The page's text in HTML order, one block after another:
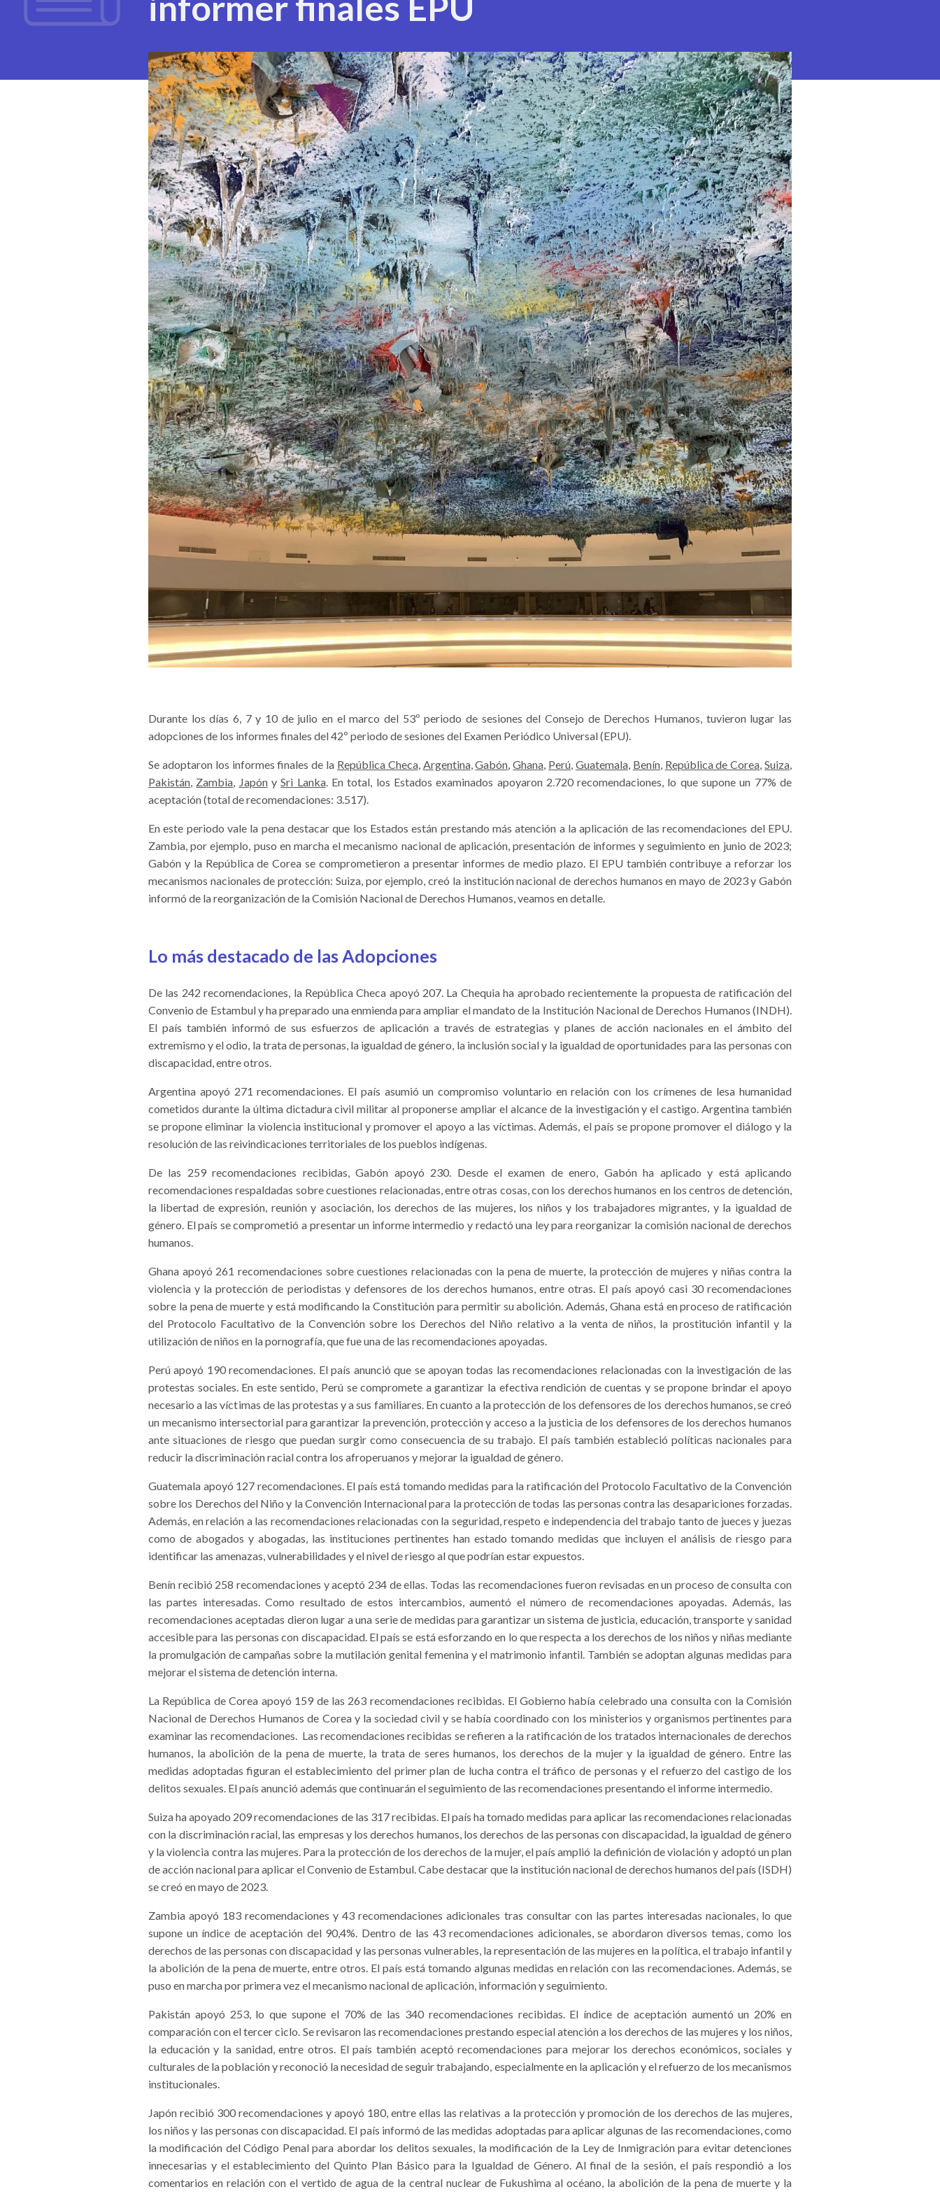
Durante los días 6, 7 y 10 de julio en el marco del 53º periodo de sesiones del Consejo de Derechos Humanos, tuvieron lugar las
adopciones de los informes finales del 42º periodo de sesiones del Examen Periódico Universal (EPU).
Se adoptaron los informes finales de la República Checa, Argentina,Gabón,Ghana, Perú, Guatemala, Benín, República de Corea,Suiza,
Pakistán, Zambia, JapónySri Lanka. En total, los Estados examinados apoyaron 2.720 recomendaciones, lo que supone un 77% de
aceptación (total de recomendaciones: 3.517).
En este periodo vale la pena destacar que los Estados están prestando más atención a la aplicación de las recomendaciones del EPU.
Zambia, por ejemplo, puso en marcha el mecanismo nacional de aplicación, presentación de informes y seguimiento en junio de 2023;
Gabón y la República de Corea se comprometieron a presentar informes de medio plazo. El EPU también contribuye a reforzar los
mecanismos nacionales de protección: Suiza, por ejemplo, creó la institución nacional de derechos humanos en mayo de 2023 y Gabón
informó de la reorganización de la Comisión Nacional de Derechos Humanos, veamos en detalle.
Lo más destacado de las Adopciones
De las 242 recomendaciones, la República Checa apoyó 207. La Chequia ha aprobado recientemente la propuesta de ratificación del
Convenio de Estambul y ha preparado una enmienda para ampliar el mandato de la Institución Nacional de Derechos Humanos (INDH).
El país también informó de sus esfuerzos de aplicación a través de estrategias y planes de acción nacionales en el ámbito del
extremismo y el odio, la trata de personas, la igualdad de género, la inclusión social y la igualdad de oportunidades para las personas con
discapacidad, entre otros.
Argentina apoyó 271 recomendaciones. El país asumió un compromiso voluntario en relación con los crímenes de lesa humanidad
cometidos durante la última dictadura civil militar al proponerse ampliar el alcance de la investigación y el castigo. Argentina también
se propone eliminar la violencia institucional y promover el apoyo a las víctimas. Además, el país se propone promover el diálogo y la
resolución de las reivindicaciones territoriales de los pueblos indígenas.
De las 259 recomendaciones recibidas, Gabón apoyó 230. Desde el examen de enero, Gabón ha aplicado y está aplicando
recomendaciones respaldadas sobre cuestiones relacionadas, entre otras cosas, con los derechos humanos en los centros de detención,
la libertad de expresión, reunión y asociación, los derechos de las mujeres, los niños y los trabajadores migrantes, y la igualdad de
género. El país se comprometió a presentar un informe intermedio y redactó una ley para reorganizar la comisión nacional de derechos
humanos.
Ghana apoyó 261 recomendaciones sobre cuestiones relacionadas con la pena de muerte, la protección de mujeres y niñas contra la
violencia y la protección de periodistas y defensores de los derechos humanos, entre otras. El país apoyó casi 30 recomendaciones
sobre la pena de muerte y está modificando la Constitución para permitir su abolición. Además, Ghana está en proceso de ratificación
del Protocolo Facultativo de la Convención sobre los Derechos del Niño relativo a la venta de niños, la prostitución infantil y la
utilización de niños en la pornografía, que fue una de las recomendaciones apoyadas.
Perú apoyó 190 recomendaciones. El país anunció que se apoyan todas las recomendaciones relacionadas con la investigación de las
protestas sociales. En este sentido, Perú se compromete a garantizar la efectiva rendición de cuentas y se propone brindar el apoyo
necesario a las víctimas de las protestas y a sus familiares. En cuanto a la protección de los defensores de los derechos humanos, se creó
un mecanismo intersectorial para garantizar la prevención, protección y acceso a la justicia de los defensores de los derechos humanos
ante situaciones de riesgo que puedan surgir como consecuencia de su trabajo. El país también estableció políticas nacionales para
reducir la discriminación racial contra los afroperuanos y mejorar la igualdad de género.
Guatemala apoyó 127 recomendaciones. El país está tomando medidas para la ratificación del Protocolo Facultativo de la Convención
sobre los Derechos del Niño y la Convención Internacional para la protección de todas las personas contra las desapariciones forzadas.
Además, en relación a las recomendaciones relacionadas con la seguridad, respeto e independencia del trabajo tanto de jueces y juezas
como de abogados y abogadas, las instituciones pertinentes han estado tomando medidas que incluyen el análisis de riesgo para
identificar las amenazas, vulnerabilidades y el nivel de riesgo al que podrían estar expuestos.
Benín recibió 258 recomendaciones y aceptó 234 de ellas. Todas las recomendaciones fueron revisadas en un proceso de consulta con
las partes interesadas. Como resultado de estos intercambios, aumentó el número de recomendaciones apoyadas. Además, las
recomendaciones aceptadas dieron lugar a una serie de medidas para garantizar un sistema de justicia, educación, transporte y sanidad
accesible para las personas con discapacidad. El país se está esforzando en lo que respecta a los derechos de los niños y niñas mediante
la promulgación de campañas sobre la mutilación genital femenina y el matrimonio infantil. También se adoptan algunas medidas para
mejorar el sistema de detención interna.
La República de Corea apoyó 159 de las 263 recomendaciones recibidas. El Gobierno había celebrado una consulta con la Comisión
Nacional de Derechos Humanos de Corea y la sociedad civil y se había coordinado con los ministerios y organismos pertinentes para
examinar las recomendaciones. Las recomendaciones recibidas se refieren a la ratificación de los tratados internacionales de derechos
humanos, la abolición de la pena de muerte, la trata de seres humanos, los derechos de la mujer y la igualdad de género. Entre las
medidas adoptadas figuran el establecimiento del primer plan de lucha contra el tráfico de personas y el refuerzo del castigo de los
delitos sexuales. El país anunció además que continuarán el seguimiento de las recomendaciones presentando el informe intermedio.
Suiza ha apoyado 209 recomendaciones de las 317 recibidas. El país ha tomado medidas para aplicar las recomendaciones relacionadas
con la discriminación racial, las empresas y los derechos humanos, los derechos de las personas con discapacidad, la igualdad de género
y la violencia contra las mujeres. Para la protección de los derechos de la mujer, el país amplió la definición de violación y adoptó un plan
de acción nacional para aplicar el Convenio de Estambul. Cabe destacar que la institución nacional de derechos humanos del país (ISDH)
se creó en mayo de 2023.
Zambia apoyó 183 recomendaciones y 43 recomendaciones adicionales tras consultar con las partes interesadas nacionales, lo que
supone un índice de aceptación del 90,4%. Dentro de las 43 recomendaciones adicionales, se abordaron diversos temas, como los
derechos de las personas con discapacidad y las personas vulnerables, la representación de las mujeres en la política, el trabajo infantil y
la abolición de la pena de muerte, entre otros. El país está tomando algunas medidas en relación con las recomendaciones. Además, se
puso en marcha por primera vez el mecanismo nacional de aplicación, información y seguimiento.
Pakistán apoyó 253, lo que supone el 70% de las 340 recomendaciones recibidas. El índice de aceptación aumentó un 20% en
comparación con el tercer ciclo. Se revisaron las recomendaciones prestando especial atención a los derechos de las mujeres y los niños,
la educación y la sanidad, entre otros. El país también aceptó recomendaciones para mejorar los derechos económicos, sociales y
culturales de la población y reconoció la necesidad de seguir trabajando, especialmente en la aplicación y el refuerzo de los mecanismos
institucionales.
Japón recibió 300 recomendaciones y apoyó 180, entre ellas las relativas a la protección y promoción de los derechos de las mujeres,
los niños y las personas con discapacidad. El país informó de las medidas adoptadas para aplicar algunas de las recomendaciones, como
la modificación del Código Penal para abordar los delitos sexuales, la modificación de la Ley de Inmigración para evitar detenciones
innecesarias y el establecimiento del Quinto Plan Básico para la Igualdad de Género. Al final de la sesión, el país respondió a los
comentarios en relación con el vertido de agua de la central nuclear de Fukushima al océano, la abolición de la pena de muerte y la